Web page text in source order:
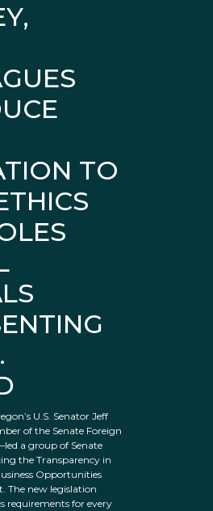
TO
U.S. Senator Jeff
of the Senate Foreign
a group of Senate
the Transparency in
Opportunities
The new legislation
requirements for every